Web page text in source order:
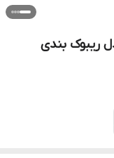
ریبوک بندی